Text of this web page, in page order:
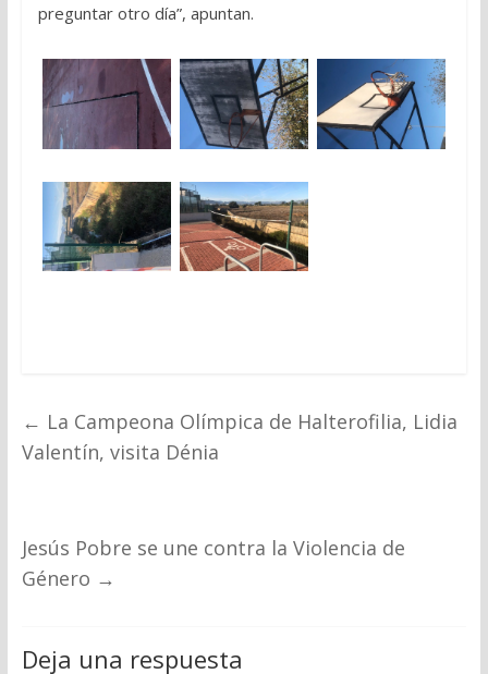
preguntar otro día”, apuntan.
← La Campeona Olímpica de Halterofilia, Lidia
Valentín, visita Dénia
Jesús Pobre se une contra la Violencia de
Género →
Deja una respuesta